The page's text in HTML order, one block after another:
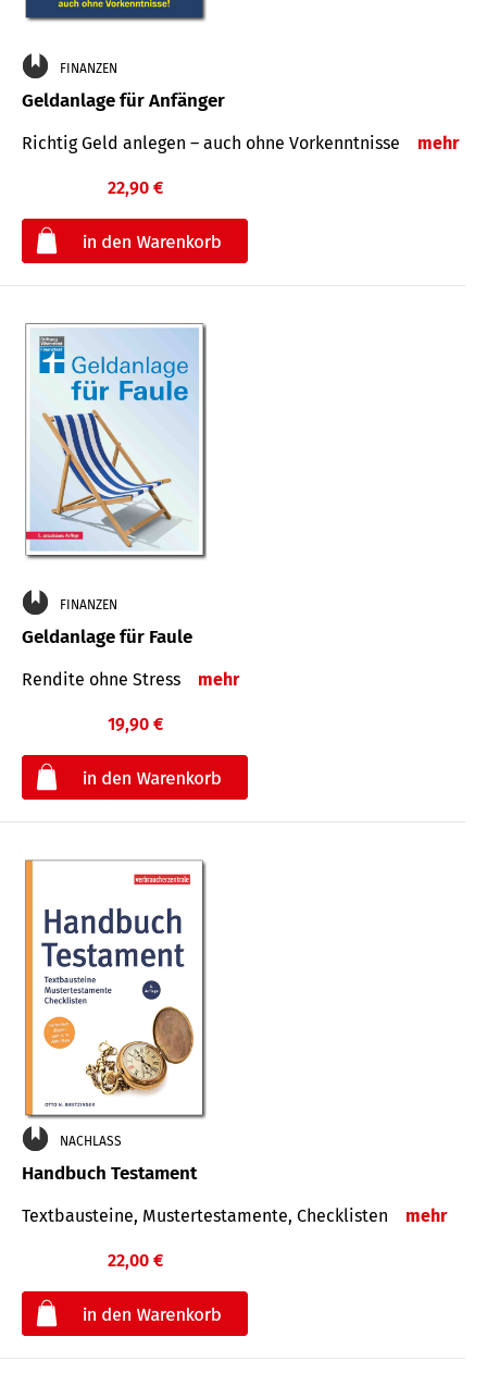
FINANZEN
Geldanlage für Anfänger
Richtig Geld anlegen – auch ohne Vorkenntnisse mehr
22,90 €
FINANZEN
Geldanlage für Faule
Rendite ohne Stress mehr
19,90 €
NACHLASS
Handbuch Testament
Textbausteine, Mustertestamente, Checklisten mehr
22,00 €